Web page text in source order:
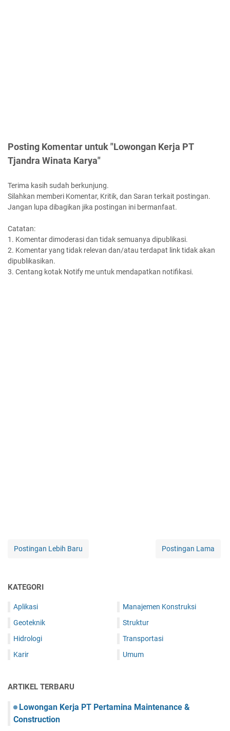
Posting Komentar untuk "Lowongan Kerja PT
Tjandra Winata Karya"
Terima kasih sudah berkunjung.
Silahkan memberi Komentar, Kritik, dan Saran terkait postingan.
Jangan lupa dibagikan jika postingan ini bermanfaat.
Catatan:
1. Komentar dimoderasi dan tidak semuanya dipublikasi.
2. Komentar yang tidak relevan dan/atau terdapat link tidak akan
dipublikasikan.
3. Centang kotak Notify me untuk mendapatkan notifikasi.
Postingan Lebih Baru Postingan Lama
KATEGORI
Aplikasi
Geoteknik
Hidrologi
Karir
Manajemen Konstruksi
Struktur
Transportasi
Umum
ARTIKEL TERBARU
Lowongan Kerja PT Pertamina Maintenance &
Construction